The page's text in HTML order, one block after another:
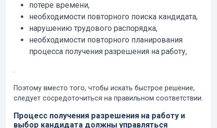
потере времени,
необходимости повторного поиска кандидата,
нарушению трудового распорядка,
необходимости повторного планирования
процесса получения разрешения на работу,
Поэтому вместо того, чтобы искать быстрое решение,
следует сосредоточиться на правильном соответствии.
Процесс получения разрешения на работу и
выбор кандидата должны управляться